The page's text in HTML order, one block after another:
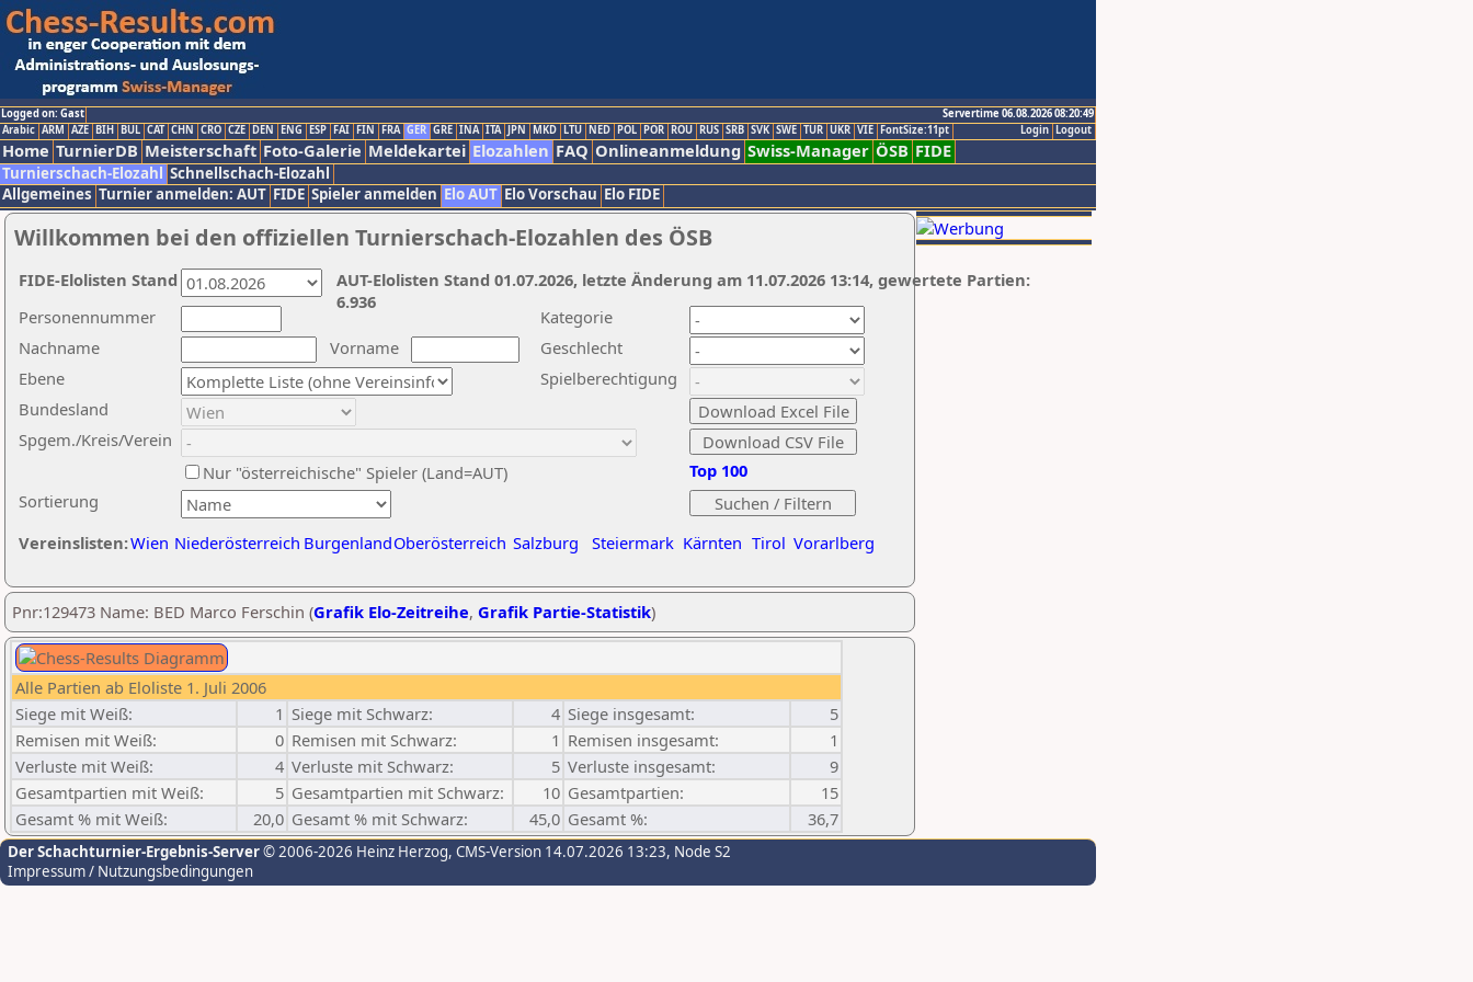
Logged on: Gast
Servertime 06.08.2026 08:20:49
Logout
Login
Arabic ARM AZE BIH BUL CAT CHN CRO CZE DEN ENG ESP FAI FIN FRA GER GRE INA ITA JPN MKD LTU NED POL POR ROU RUS SRB SVK SWE TUR UKR VIE FontSize:11pt
Home TurnierDB Meisterschaft Foto-Galerie Meldekartei Elozahlen FAQ Onlineanmeldung Swiss-Manager ÖSB FIDE
Turnierschach-Elozahl Schnellschach-Elozahl
Allgemeines Turnier anmelden: AUT FIDE Spieler anmelden Elo AUT Elo Vorschau Elo FIDE
Willkommen bei den offiziellen Turnierschach-Elozahlen des ÖSB
Nachname
Vorname
Ebene
Kategorie
Sortierung
Personennummer
Bundesland
Spgem./Kreis/Verein
Geschlecht
Nur "österreichische" Spieler (Land=AUT)
Spielberechtigung
Vereinslisten:Wien Niederösterreich BurgenlandOberösterreich Salzburg Steiermark Kärnten Tirol Vorarlberg
Top 100
AUT-Elolisten Stand 01.07.2026, letzte Änderung am 11.07.2026 13:14, gewertete Partien:
6.936
FIDE-Elolisten Stand
Pnr:129473 Name: BED Marco Ferschin (Grafik Elo-Zeitreihe, Grafik Partie-Statistik)
Alle Partien ab Eloliste 1. Juli 2006
Siege mit Weiß:
1 Siege mit Schwarz: 4 Siege insgesamt:
5
Remisen mit Weiß:
0 Remisen mit Schwarz: 1 Remisen insgesamt:
1
Verluste mit Weiß:
4 Verluste mit Schwarz: 5 Verluste insgesamt:
9
Gesamtpartien mit Weiß:
5 Gesamtpartien mit Schwarz: 10 Gesamtpartien:
15
Gesamt % mit Weiß:
20,0 Gesamt % mit Schwarz: 45,0 Gesamt %: 36,7
Der Schachturnier-Ergebnis-Server© 2006-2026 Heinz Herzog, CMS-Version 14.07.2026 13:23, Node S2
Impressum / Nutzungsbedingungen